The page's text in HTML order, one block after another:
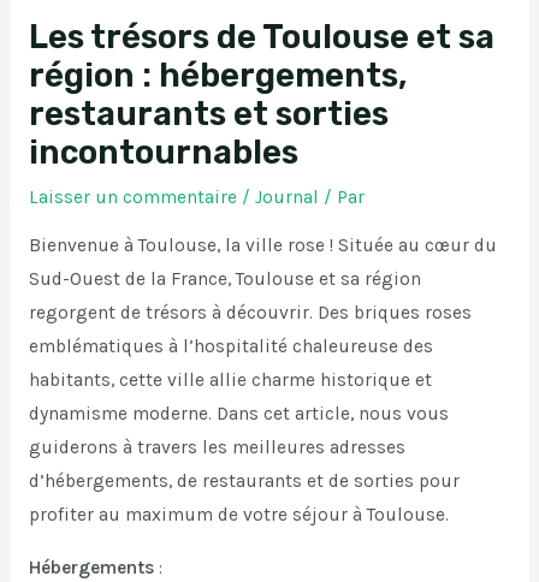
Les trésors de Toulouse et sa
région : hébergements,
restaurants et sorties
incontournables
Laisser un commentaire / Journal / Par
Bienvenue à Toulouse, la ville rose ! Située au cœur du
Sud-Ouest de la France, Toulouse et sa région
regorgent de trésors à découvrir. Des briques roses
emblématiques à l’hospitalité chaleureuse des
habitants, cette ville allie charme historique et
dynamisme moderne. Dans cet article, nous vous
guiderons à travers les meilleures adresses
d’hébergements, de restaurants et de sorties pour
profiter au maximum de votre séjour à Toulouse.
Hébergements: